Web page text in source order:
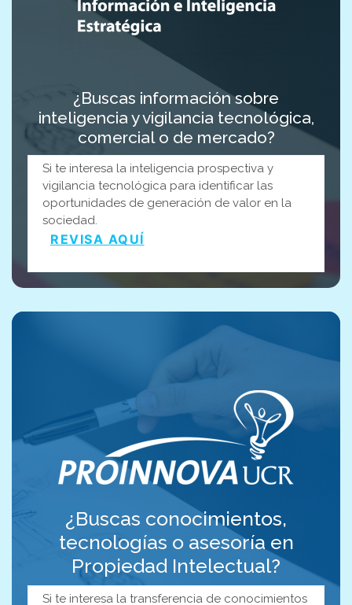
¿Buscas información sobre
inteligencia y vigilancia tecnológica,
comercial o de mercado?
Si te interesa la inteligencia prospectiva y
vigilancia tecnológica para identificar las
oportunidades de generación de valor en la
sociedad.
REVISA AQUÍ
¿Buscas conocimientos,
tecnologías o asesoría en
Propiedad Intelectual?
Si te interesa la transferencia de conocimientos